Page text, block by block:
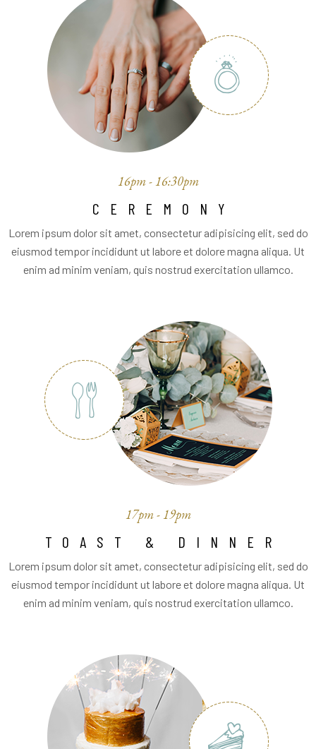
CEREMONY
16pm - 16:30pm
Lorem ipsum dolor sit amet, consectetur adipisicing elit, sed do
eiusmod tempor incididunt ut labore et dolore magna aliqua. Ut
enim ad minim veniam, quis nostrud exercitation ullamco.
TOAST & DINNER
17pm - 19pm
Lorem ipsum dolor sit amet, consectetur adipisicing elit, sed do
eiusmod tempor incididunt ut labore et dolore magna aliqua. Ut
enim ad minim veniam, quis nostrud exercitation ullamco.